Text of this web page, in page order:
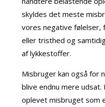
skyldes det meste
vores negative følelser,
eller tristhed og
af lykkestoffer.
Misbruger kan også for
blive endnu mere
oplevet misbruget som